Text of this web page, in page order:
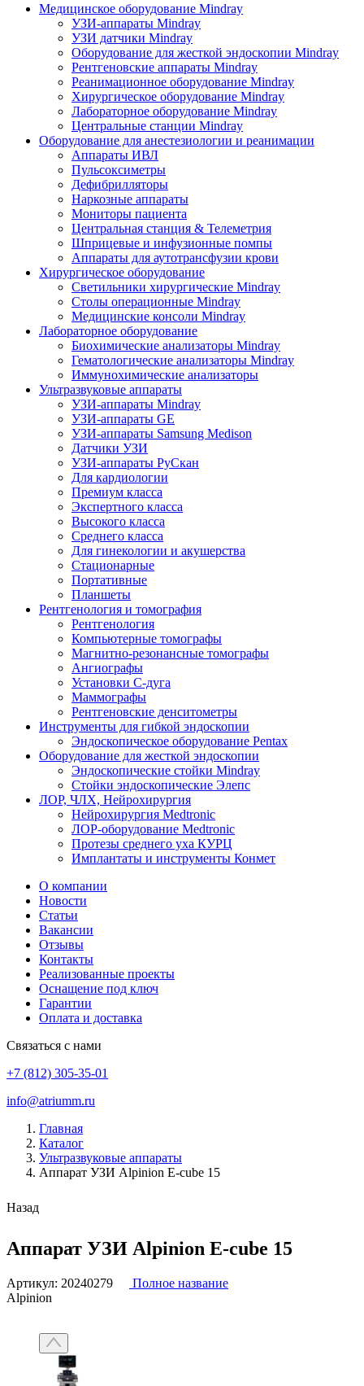
Медицинское оборудование Mindray
УЗИ-аппараты Mindray
УЗИ датчики Mindray
Оборудование для жесткой эндоскопии Mindray
Рентгеновские аппараты Mindray
Реанимационное оборудование Mindray
Хирургическое оборудование Mindray
Лабораторное оборудование Mindray
Центральные станции Mindray
Оборудование для анестезиологии и реанимации
Аппараты ИВЛ
Пульсоксиметры
Дефибрилляторы
Наркозные аппараты
Мониторы пациента
Центральная станция & Телеметрия
Шприцевые и инфузионные помпы
Аппараты для аутотрансфузии крови
Хирургическое оборудование
Светильники хирургические Mindray
Столы операционные Mindray
Медицинские консоли Mindray
Лабораторное оборудование
Биохимические анализаторы Mindray
Гематологические анализаторы Mindray
Иммунохимические анализаторы
Ультразвуковые аппараты
УЗИ-аппараты Mindray
УЗИ-аппараты GE
УЗИ-аппараты Samsung Medison
Датчики УЗИ
УЗИ-аппараты РуСкан
Для кардиологии
Премиум класса
Экспертного класса
Высокого класса
Среднего класса
Для гинекологии и акушерства
Стационарные
Портативные
Планшеты
Рентгенология и томография
Рентгенология
Компьютерные томографы
Магнитно-резонансные томографы
Ангиографы
Установки С-дуга
Маммографы
Рентгеновские денситометры
Инструменты для гибкой эндоскопии
Эндоскопическое оборудование Pentax
Оборудование для жесткой эндоскопии
Эндоскопические стойки Mindray
Стойки эндоскопические Элепс
ЛОР, ЧЛХ, Нейрохирургия
Нейрохирургия Medtronic
ЛОР-оборудование Medtronic
Протезы среднего уха КУРЦ
Имплантаты и инструменты Конмет
О компании
Новости
Статьи
Вакансии
Отзывы
Контакты
Реализованные проекты
Оснащение под ключ
Гарантии
Оплата и доставка
Связаться с нами
+7 (812) 305-35-01
info@atriumm.ru
Главная
Каталог
Ультразвуковые аппараты
Аппарат УЗИ Alpinion E-cube 15
Назад
Аппарат УЗИ Alpinion E-cube 15
Артикул: 20240279
Полное название
Alpinion